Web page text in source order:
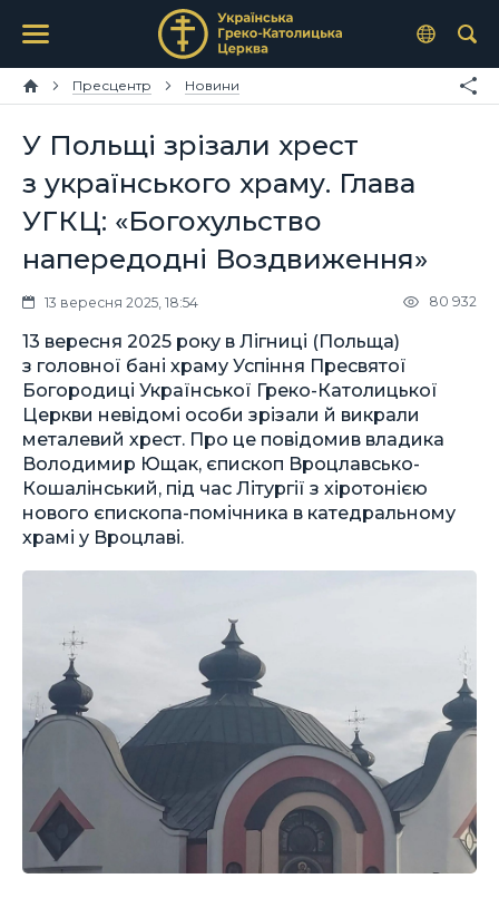
Пресцентр Новини
У Польщі зрізали хрест
з українського храму. Глава
УГКЦ: «Богохульство
напередодні Воздвиження»
13 вересня 2025, 18:54 80 932
13 вересня 2025 року в Лігниці (Польща)
з головної бані храму Успіння Пресвятої
Богородиці Української Греко-Католицької
Церкви невідомі особи зрізали й викрали
металевий хрест. Про це повідомив владика
Володимир Ющак, єпископ Вроцлавсько-
Кошалінський, під час Літургії з хіротонією
нового єпископа-помічника в катедральному
храмі у Вроцлаві.